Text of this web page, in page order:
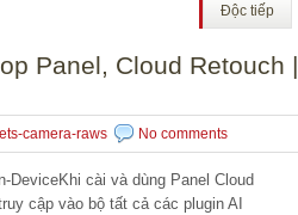
Độc tiếp
Panel, Cloud Retouch |
camera-raws No comments
DeviceKhi cài và dùng Panel Cloud
cập vào bộ tất cả các plugin AI